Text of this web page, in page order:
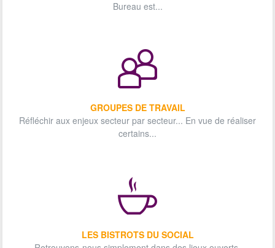
Bureau est...
GROUPES DE TRAVAIL
Réfléchir aux enjeux secteur par secteur... En vue de réaliser
certains...
LES BISTROTS DU SOCIAL